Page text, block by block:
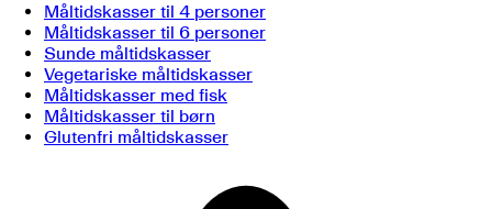
Måltidskasser til 4 personer
Måltidskasser til 6 personer
Sunde måltidskasser
Vegetariske måltidskasser
Måltidskasser med fisk
Måltidskasser til børn
Glutenfri måltidskasser